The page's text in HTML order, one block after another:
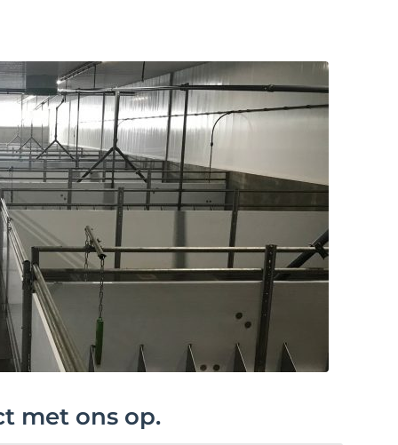
met ons op.